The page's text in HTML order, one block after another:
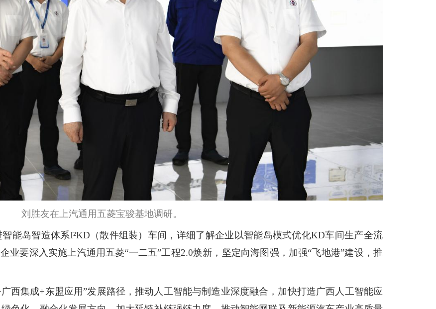
刘胜友在上汽通用五菱宝骏基地调研。
能岛智造体系I²KD （散件组装）车间，详细了解企业以智能岛模式优化KD车间生产全流
业要深入实施上汽通用五菱“一二五”工程2.0焕新，坚定向海图强，加强“飞地港”建设，推
西集成+东盟应用”发展路径，推动人工智能与制造业深度融合，加快打造广西人工智能应